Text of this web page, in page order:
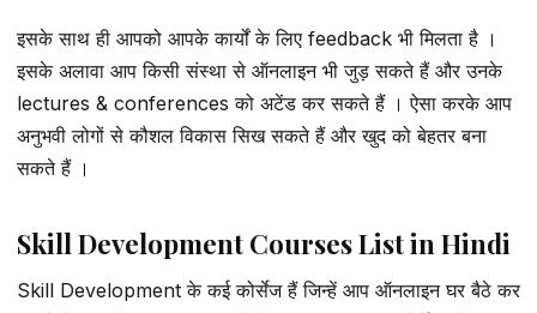
इसके साथ ही आपको आपके कार्यों के लिए feedback भी मिलता है ।
इसके अलावा आप किसी संस्था से ऑनलाइन भी जुड़ सकते हैं और उनके
lectures & conferences को अटेंड कर सकते हैं । ऐसा करके आप
अनुभवी लोगों से कौशल विकास सिख सकते हैं और खुद को बेहतर बना
सकते हैं ।
Skill Development Courses List in Hindi
Skill Development के कई कोर्सेज हैं जिन्हें आप ऑनलाइन घर बैठे कर